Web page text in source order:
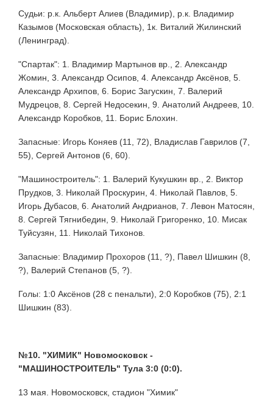
Судьи: р.к. Альберт Алиев (Владимир), р.к. Владимир
Казымов (Московская область), 1к. Виталий Жилинский
(Ленинград).
"Спартак": 1. Владимир Мартынов вр., 2. Александр
Жомин, 3. Александр Осипов, 4. Александр Аксёнов, 5.
Александр Архипов, 6. Борис Загускин, 7. Валерий
Мудрецов, 8. Сергей Недосекин, 9. Анатолий Андреев, 10.
Александр Коробков, 11. Борис Блохин.
Запасные: Игорь Коняев (11, 72), Владислав Гаврилов (7,
55), Сергей Антонов (6, 60).
"Машиностроитель": 1. Валерий Кукушкин вр., 2. Виктор
Прудков, 3. Николай Проскурин, 4. Николай Павлов, 5.
Игорь Дубасов, 6. Анатолий Андрианов, 7. Левон Матосян,
8. Сергей Тягнибедин, 9. Николай Григоренко, 10. Мисак
Туйсузян, 11. Николай Тихонов.
Запасные: Владимир Прохоров (11, ?), Павел Шишкин (8,
?), Валерий Степанов (5, ?).
Голы: 1:0 Аксёнов (28 с пенальти), 2:0 Коробков (75), 2:1
Шишкин (83).
№10. "ХИМИК" Новомосковск -
"МАШИНОСТРОИТЕЛЬ" Тула 3:0 (0:0).
13 мая. Новомосковск, стадион "Химик"